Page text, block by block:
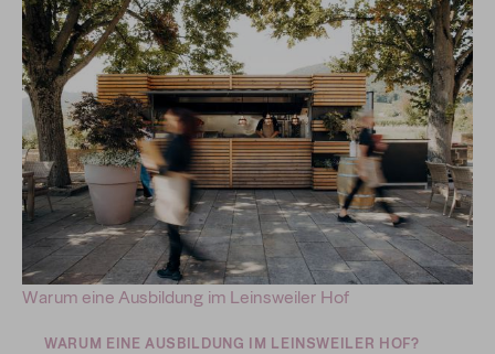
Warum eine Ausbildung im Leinsweiler Hof
WARUM EINE AUSBILDUNG IM LEINSWEILER HOF?